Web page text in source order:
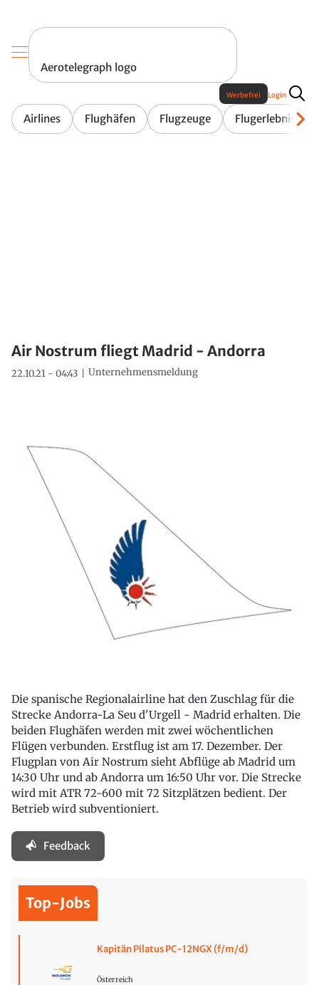
Aerotelegraph logo
Airlines Flughäfen Flugzeuge Flugerlebnis
Werbefrei Login
Air Nostrum fliegt Madrid - Andorra
22.10.21 - 04:43 Unternehmensmeldung
Die spanische Regionalairline hat den Zuschlag für die
Strecke Andorra-La Seu d'Urgell - Madrid erhalten. Die
beiden Flughäfen werden mit zwei wöchentlichen
Flügen verbunden. Erstflug ist am 17. Dezember. Der
Flugplan von Air Nostrum sieht Abflüge ab Madrid um
14:30 Uhr und ab Andorra um 16:50 Uhr vor. Die Strecke
wird mit ATR 72-600 mit 72 Sitzplätzen bedient. Der
Betrieb wird subventioniert.
Feedback
Top-Jobs
Kapitän Pilatus PC-12NGX (f/m/d)
Österreich